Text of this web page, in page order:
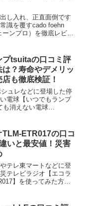
し入れ、正直面倒です
識を覆すcado foehn
ンプロ）を徹底レビュ
購入前に知っておきた
めのポイント」が満載
プtsuitaの口コミ評
は？寿命やデメリッ
店も徹底検証！
ュレなどに登場した停
電球【いつでもランプ
も消えない電球
評価も高そうだけど環
も違うので事前に購入
の声も参考にしましょ
TLM-ETR017の口コ
いと最安値！災害
テレ東マートなどに登
テレビラジオ【エコラ
】を使ってみた方の